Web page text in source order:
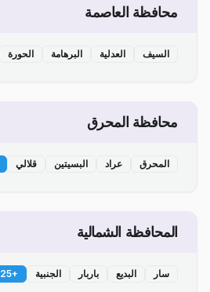
محافظة العاصمة
السيف العدلية البرهامة الحورة
محافظة المحرق
المحرق عراد البسيتين قلالي
المحافظة الشمالية
سار البديع باربار الجنبية +
25